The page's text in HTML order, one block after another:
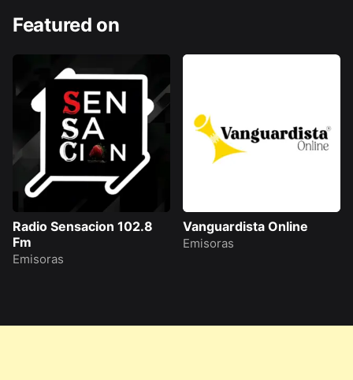
Featured on
Radio Sensacion 102.8
Fm
Emisoras
Vanguardista Online
Emisoras